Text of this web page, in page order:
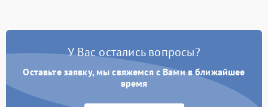
Появление запаха гари 2400 ₽ Подробнее →
Проблемы с вентилятором 2000 ₽
Поломка системы
охлаждения
Подробнее →
У Вас остались вопросы?
Оставьте заявку, мы свяжемся с Вами в ближайшее
время